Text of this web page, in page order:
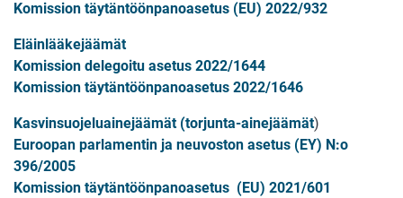
Komission täytäntöönpanoasetus (EU) 2022/932
Eläinlääkejäämät
Komission delegoitu asetus 2022/1644
Komission täytäntöönpanoasetus 2022/1646
Kasvinsuojeluainejäämät (torjunta-ainejäämät)
Euroopan parlamentin ja neuvoston asetus (EY) N:o
396/2005
Komission täytäntöönpanoasetus (EU) 2021/601